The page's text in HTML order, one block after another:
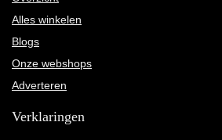
Alles winkelen
Blogs
Onze webshops
Adverteren
Verklaringen